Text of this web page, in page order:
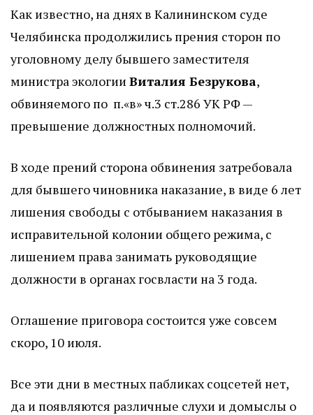
Как известно, на днях в Калининском суде
Челябинска продолжились прения сторон по
уголовному делу бывшего заместителя
министра экологии Виталия Безрукова,
обвиняемого по п.«в» ч.3 ст.286 УК РФ —
превышение должностных полномочий.
В ходе прений сторона обвинения затребовала
для бывшего чиновника наказание, в виде 6 лет
лишения свободы с отбыванием наказания в
исправительной колонии общего режима, с
лишением права занимать руководящие
должности в органах госвласти на 3 года.
Оглашение приговора состоится уже совсем
скоро, 10 июля.
Все эти дни в местных пабликах соцсетей нет,
да и появляются различные слухи и домыслы о